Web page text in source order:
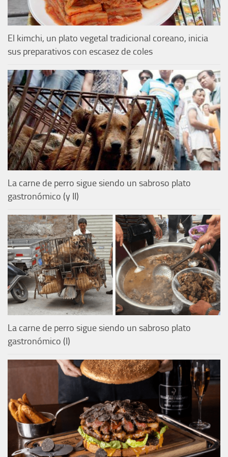
El kimchi, un plato vegetal tradicional coreano, inicia
sus preparativos con escasez de coles
La carne de perro sigue siendo un sabroso plato
gastronómico (y II)
La carne de perro sigue siendo un sabroso plato
gastronómico (I)